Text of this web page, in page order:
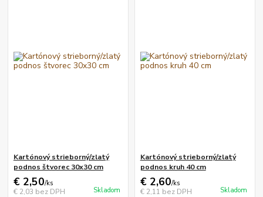
Kartónový strieborný/zlatý
podnos štvorec 30x30 cm
€ 2,50/ks
€ 2,03 bez DPH Skladom
Kartónový strieborný/zlatý
podnos kruh 40 cm
€ 2,60/ks
€ 2,11 bez DPH Skladom